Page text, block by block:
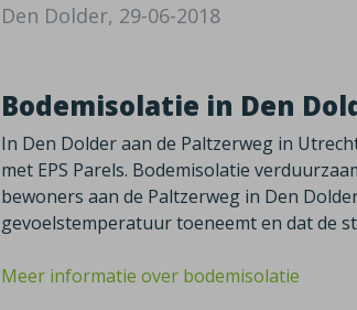
Den Dolder, 29-06-2018
Bodemisolatie in Den
In Den Dolder aan de Paltzerweg in
met EPS Parels. Bodemisolatie
bewoners aan de Paltzerweg in Den
gevoelstemperatuur toeneemt en dat de
Meer informatie over bodemisolatie